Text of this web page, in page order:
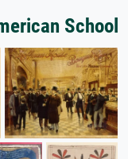
School